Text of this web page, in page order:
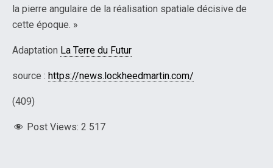
la pierre angulaire de la réalisation spatiale décisive de
cette époque. »
Adaptation La Terre du Futur
source : https://news.lockheedmartin.com/
(409)
Post Views: 2 517